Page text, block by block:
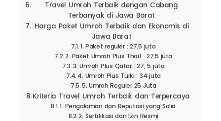
Travel Umroh Terbaik dengan Cabang
Terbanyak di Jawa Barat
Harga Paket Umroh Terbaik dan Ekonomis di
Jawa Barat
1. Paket reguler : 27,5 juta
2. Paket Umroh Plus Thaif : 27,5 juta
3. Umroh Plus Qatar : 27, 5 juta
4. Umroh Plus Turki : 34 juta
5. Umroh Reguler 25 Juta
Kriteria Travel Umroh Terbaik dan Terpercaya
1. Pengalaman dan Reputasi yang Solid
2. Sertifikasi dan Izin Resmi